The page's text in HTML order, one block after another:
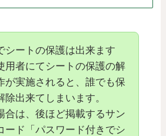
シートの保護は出来ます
用者にてシートの保護の解
が実施されると、誰でも保
除出来てしまいます。
合は、後ほど掲載するサン
ード「パスワード付きでシ